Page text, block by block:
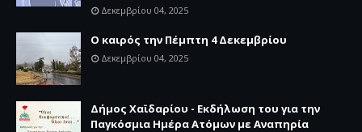
Δεκεμβρίου 04, 2025
Ο καιρός την Πέμπτη 4 Δεκεμβρίου
Δεκεμβρίου 04, 2025
Δήμος Χαϊδαρίου - Εκδήλωση του για την
Παγκόσμια Ημέρα Ατόμων με Αναπηρία